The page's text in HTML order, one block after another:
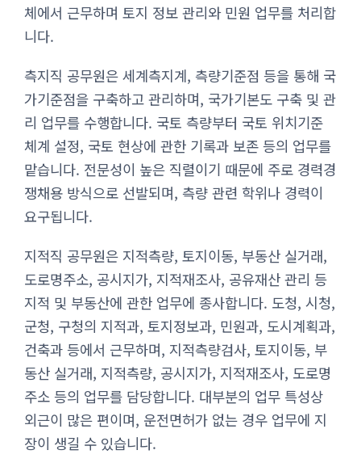
체에서 근무하며 토지 정보 관리와 민원 업무를 처리합
니다.
측지직 공무원은 세계측지계, 측량기준점 등을 통해 국
가기준점을 구축하고 관리하며, 국가기본도 구축 및 관
리 업무를 수행합니다. 국토 측량부터 국토 위치기준
체계 설정, 국토 현상에 관한 기록과 보존 등의 업무를
맡습니다. 전문성이 높은 직렬이기 때문에 주로 경력경
쟁채용 방식으로 선발되며, 측량 관련 학위나 경력이
요구됩니다.
지적직 공무원은 지적측량, 토지이동, 부동산 실거래,
도로명주소, 공시지가, 지적재조사, 공유재산 관리 등
지적 및 부동산에 관한 업무에 종사합니다. 도청, 시청,
군청, 구청의 지적과, 토지정보과, 민원과, 도시계획과,
건축과 등에서 근무하며, 지적측량검사, 토지이동, 부
동산 실거래, 지적측량, 공시지가, 지적재조사, 도로명
주소 등의 업무를 담당합니다. 대부분의 업무 특성상
외근이 많은 편이며, 운전면허가 없는 경우 업무에 지
장이 생길 수 있습니다.